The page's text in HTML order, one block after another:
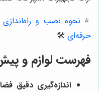
⭐️ نحوه نصب و
حرفه‌ای 🛠️
فهرست لوازم و
اندازه‌گیری دقیق